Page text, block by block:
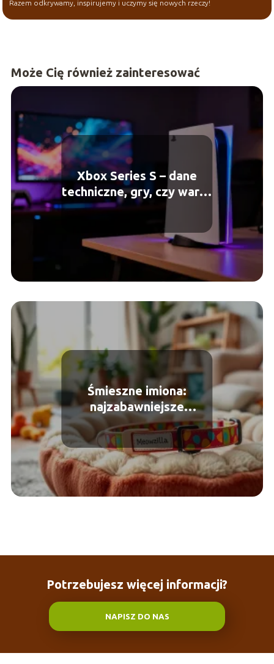
Razem odkrywamy, inspirujemy i uczymy się nowych rzeczy!
Może Cię również zainteresować
Xbox Series S – dane
techniczne, gry, czy warto
kupić?
Śmieszne imiona:
najzabawniejsze
propozycje dla twojego
pupila
Potrzebujesz więcej informacji?
NAPISZ DO NAS